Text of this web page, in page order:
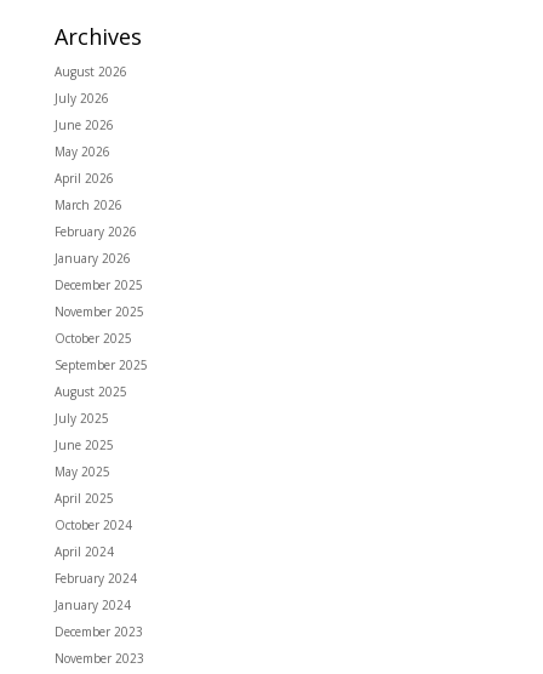
Archives
August 2026
July 2026
June 2026
May 2026
April 2026
March 2026
February 2026
January 2026
December 2025
November 2025
October 2025
September 2025
August 2025
July 2025
June 2025
May 2025
April 2025
October 2024
April 2024
February 2024
January 2024
December 2023
November 2023